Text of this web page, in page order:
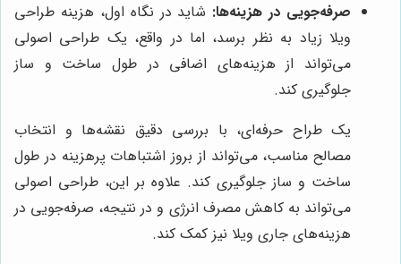
صرفه‌جویی در هزینه‌ها: شاید در نگاه اول، هزینه طراحی
ویلا زیاد به نظر برسد، اما در واقع، یک طراحی اصولی
می‌تواند از هزینه‌های اضافی در طول ساخت و ساز
جلوگیری کند.
یک طراح حرفه‌ای، با بررسی دقیق نقشه‌ها و انتخاب
مصالح مناسب، می‌تواند از بروز اشتباهات پرهزینه در طول
ساخت و ساز جلوگیری کند. علاوه بر این، طراحی اصولی
می‌تواند به کاهش مصرف انرژی و در نتیجه، صرفه‌جویی در
هزینه‌های جاری ویلا نیز کمک کند.